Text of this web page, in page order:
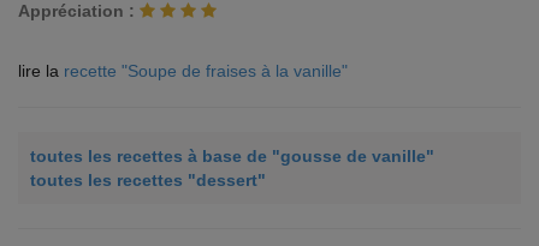
Appréciation :
lire la recette "Soupe de fraises à la vanille"
toutes les recettes à base de "gousse de vanille"
toutes les recettes "dessert"